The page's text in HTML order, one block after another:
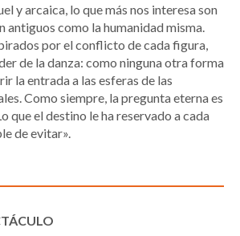
y arcaica, lo que más nos interesa son
antiguos como la humanidad misma.
por el conflicto de cada figura,
de la danza: como ninguna otra forma
la entrada a las esferas de las
Como siempre, la pregunta eterna es
que el destino le ha reservado a cada
de evitar».